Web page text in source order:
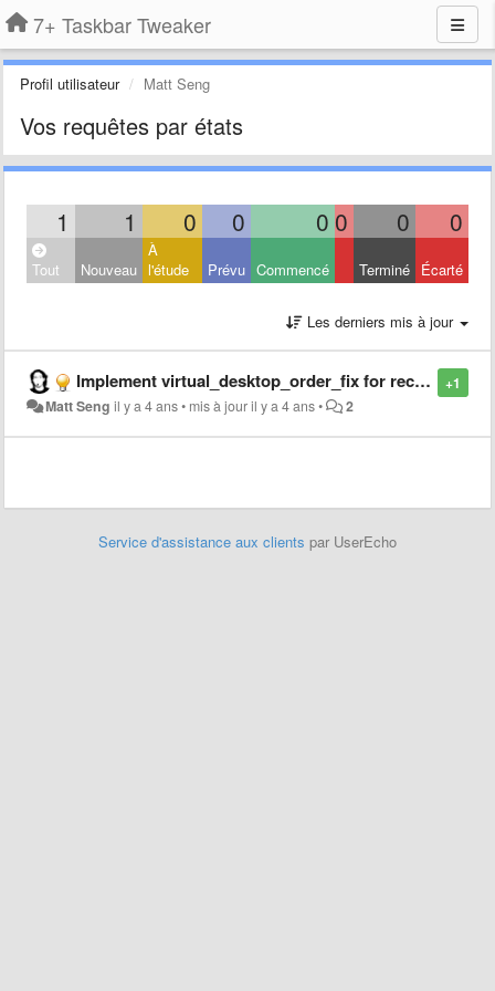
7+ Taskbar Tweaker
Profil utilisateur Matt Seng
Vos requêtes par états
1 1 0 0 0 0 0 0
Tout Nouveau
À
l'étude
Prévu Commencé Terminé Écarté
Les derniers mis à jour
+1
Implement virtual_desktop_order_fix for reconnected Remote Desktop sessions
Matt Seng il y a 4 ans• mis à jouril y a 4 ans• 2
Service d'assistance aux clients par UserEcho